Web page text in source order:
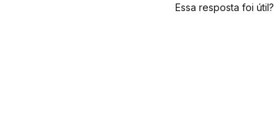
Essa resposta foi útil?